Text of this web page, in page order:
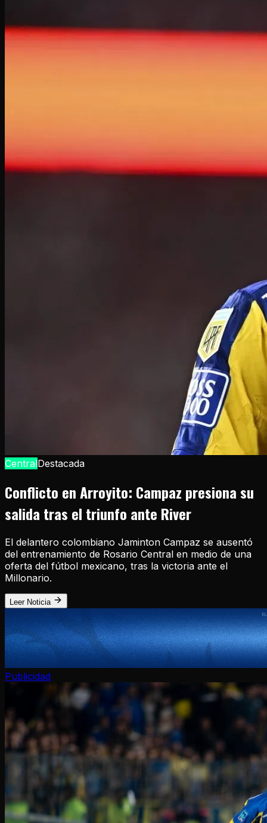
CentralDestacada
Conflicto en Arroyito: Campaz presiona su
salida tras el triunfo ante River
El delantero colombiano Jaminton Campaz se ausentó
del entrenamiento de Rosario Central en medio de una
oferta del fútbol mexicano, tras la victoria ante el
Millonario.
Leer Noticia
Publicidad